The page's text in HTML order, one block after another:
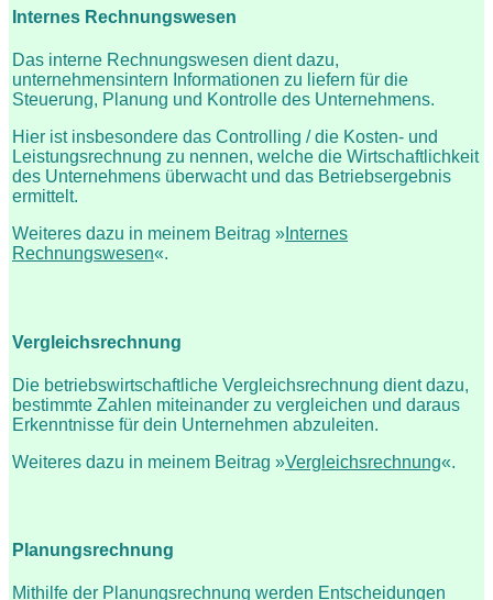
Internes Rechnungswesen
Das interne Rechnungswesen dient dazu,
unternehmensintern Informationen zu liefern für die
Steuerung, Planung und Kontrolle des Unternehmens.
Hier ist insbesondere das Controlling / die Kosten- und
Leistungsrechnung zu nennen, welche die Wirtschaftlichkeit
des Unternehmens überwacht und das Betriebsergebnis
ermittelt.
Weiteres dazu in meinem Beitrag » Internes
Rechnungswesen«.
Vergleichsrechnung
Die betriebswirtschaftliche Vergleichsrechnung dient dazu,
bestimmte Zahlen miteinander zu vergleichen und daraus
Erkenntnisse für dein Unternehmen abzuleiten.
Weiteres dazu in meinem Beitrag »Vergleichsrechnung«.
Planungsrechnung
Mithilfe der Planungsrechnung werden Entscheidungen